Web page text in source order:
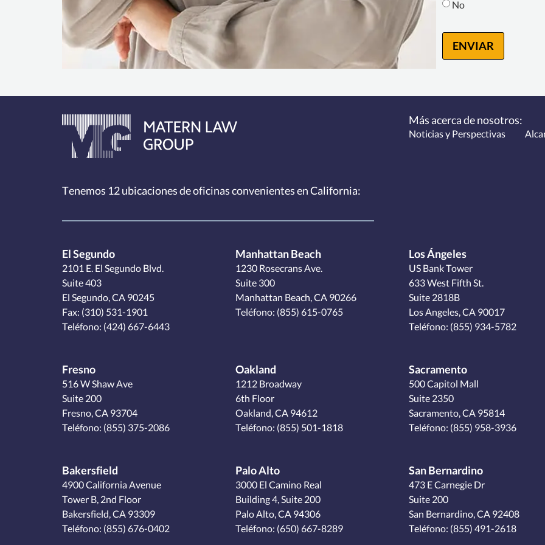
No
ENVIAR
Más acerca de nosotros:
Noticias y Perspectivas
Tenemos 12ubicaciones de oficinas convenientesen California:
El Segundo
2101 E. El Segundo Blvd.
Suite 403
El Segundo, CA 90245
Fax: (310) 531-1901
Teléfono: (424) 667-6443
Manhattan Beach
1230 Rosecrans Ave.
Suite 300
Manhattan Beach, CA 90266
Teléfono: (855) 615-0765
Los Ángeles
US Bank Tower
633 West Fifth St.
Suite 2818B
Los Angeles, CA 90017
Teléfono: (855) 934-5782
Fresno
516 W Shaw Ave
Suite 200
Fresno, CA 93704
Teléfono: (855) 375-2086
Oakland
1212 Broadway
6th Floor
Oakland, CA 94612
Teléfono: (855) 501-1818
Sacramento
500 Capitol Mall
Suite 2350
Sacramento, CA 95814
Teléfono: (855) 958-3936
Bakersfield
4900 California Avenue
Tower B, 2nd Floor
Bakersfield, CA 93309
Teléfono: (855) 676-0402
Palo Alto
3000 El Camino Real
Building 4, Suite 200
Palo Alto, CA 94306
Teléfono: (650) 667-8289
San Bernardino
473 E Carnegie Dr
Suite 200
San Bernardino, CA 92408
Teléfono: (855) 491-2618